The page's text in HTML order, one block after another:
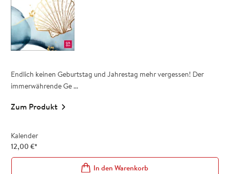
Endlich keinen Geburtstag und Jahrestag mehr vergessen! Der
immerwährende Ge ...
Zum Produkt
Kalender
12,00 €*
In den Warenkorb